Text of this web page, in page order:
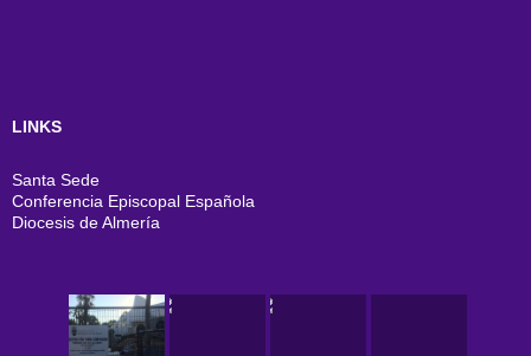
LINKS
Santa Sede
Conferencia Episcopal Española
Diocesis de Almería